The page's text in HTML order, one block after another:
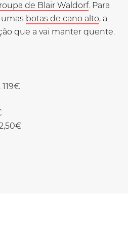
de Blair Waldorf. Para
botas de cano alto, a
que a vai manter quente.